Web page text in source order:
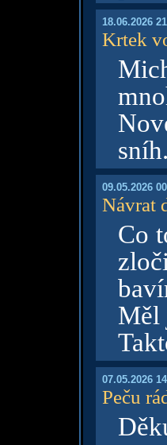
18.06.2026
Krtek
sníh.
09.05.2026
Návrat
Co
Měl
07.05.2026
Peču